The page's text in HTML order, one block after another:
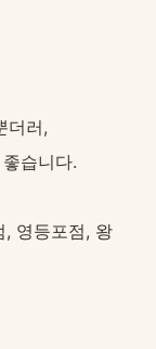
더러,
습니다.
, 영등포점, 왕